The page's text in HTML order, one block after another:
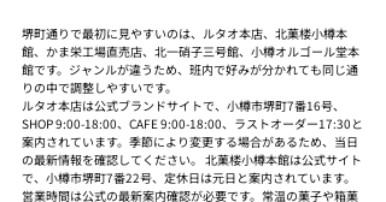
堺町通りで最初に見やすいのは、ルタオ本店、北菓楼小樽本
館、かま栄工場直売店、北一硝子三号館、小樽オルゴール堂本
館です。ジャンルが違うため、班内で好みが分かれても同じ通
りの中で調整しやすいです。
ルタオ本店は公式ブランドサイトで、小樽市堺町7番16号、
SHOP 9:00-18:00、CAFE 9:00-18:00、ラストオーダー17:30と
案内されています。季節により変更する場合があるため、当日
の最新情報を確認してください。 北菓楼小樽本館は公式サイト
で、小樽市堺町7番22号、定休日は元日と案内されています。
営業時間は公式の最新案内確認が必要です。常温の菓子や箱菓